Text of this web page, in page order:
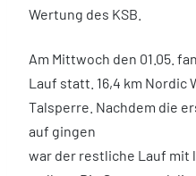
Wertung des KSB.
Am Mittwoch den 01.05.
Lauf statt. 16,4 km Nordic
Talsperre. Nachdem die
auf gingen
war der restliche Lauf mit